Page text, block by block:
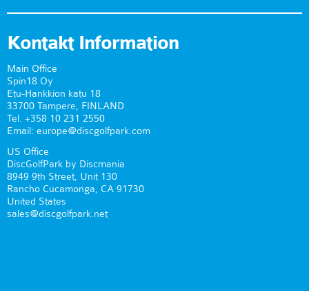
Kontakt Information
Main Office
Spin18 Oy
Etu-Hankkion katu 18
33700 Tampere, FINLAND
Tel. +358 10 231 2550
Email: europe@discgolfpark.com
US Office
DiscGolfPark by Discmania
8949 9th Street, Unit 130
Rancho Cucamonga, CA 91730
United States
sales@discgolfpark.net